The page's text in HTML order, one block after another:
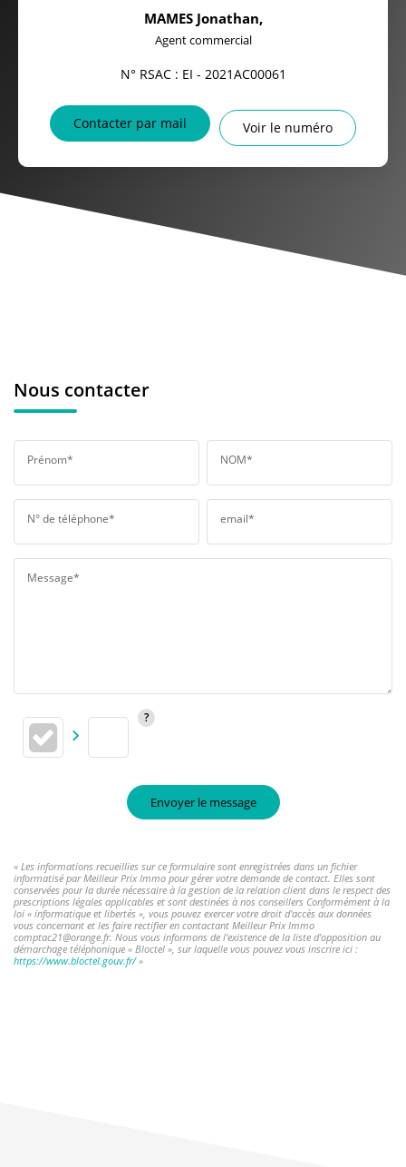
MAMES Jonathan,
Agent commercial
N° RSAC : EI - 2021AC00061
Contacter par mail Voir le numéro
Nous contacter
Prénom* NOM*
N° de téléphone* email*
Message*
Envoyer le message
« Les informations recueillies sur ce formulaire sont enregistrées dans un fichier
informatisé par Meilleur Prix Immo pour gérer votre demande de contact. Elles sont
conservées pour la durée nécessaire à la gestion de la relation client dans le respect des
prescriptions légales applicables et sont destinées à nos conseillers Conformément à la
loi « informatique et libertés », vous pouvez exercer votre droit d'accès aux données
vous concernant et les faire rectifier en contactant Meilleur Prix Immo
comptac21@orange.fr. Nous vous informons de l'existence de la liste d'opposition au
démarchage téléphonique « Bloctel », sur laquelle vous pouvez vous inscrire ici :
https://www.bloctel.gouv.fr/»